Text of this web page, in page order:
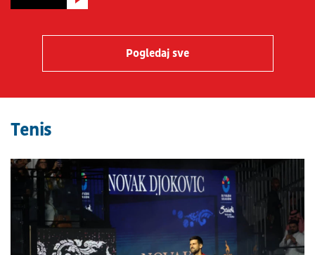
Pogledaj sve
Tenis